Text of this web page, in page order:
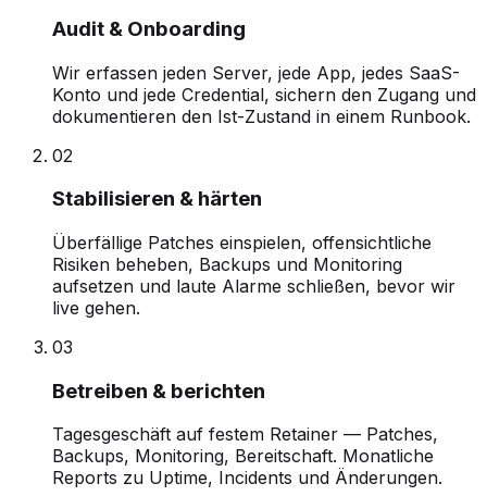
Audit & Onboarding
Wir erfassen jeden Server, jede App, jedes SaaS-
Konto und jede Credential, sichern den Zugang und
dokumentieren den Ist-Zustand in einem Runbook.
02
Stabilisieren & härten
Überfällige Patches einspielen, offensichtliche
Risiken beheben, Backups und Monitoring
aufsetzen und laute Alarme schließen, bevor wir
live gehen.
03
Betreiben & berichten
Tagesgeschäft auf festem Retainer — Patches,
Backups, Monitoring, Bereitschaft. Monatliche
Reports zu Uptime, Incidents und Änderungen.